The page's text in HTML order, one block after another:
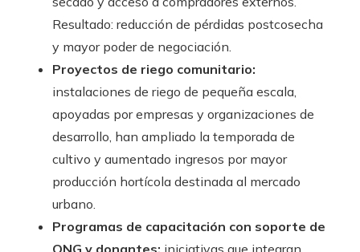
Resultado: reducción de pérdidas postcosecha
y mayor poder de negociación.
Proyectos de riego comunitario:
instalaciones de riego de pequeña escala,
apoyadas por empresas y organizaciones de
desarrollo, han ampliado la temporada de
cultivo y aumentado ingresos por mayor
producción hortícola destinada al mercado
urbano.
Programas de capacitación con soporte de
ONG y donantes: iniciativas que integran